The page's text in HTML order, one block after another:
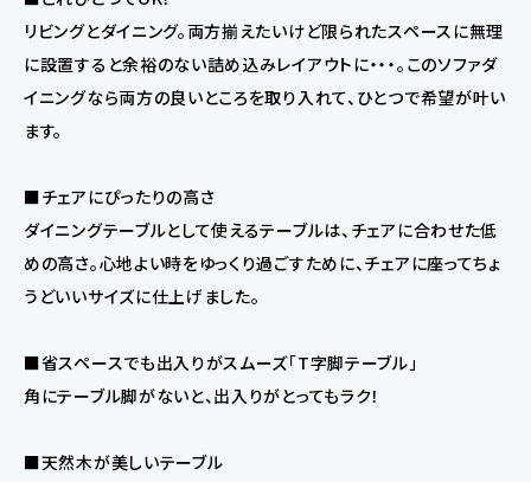
リビングとダイニング。両方揃えたいけど限られたスペースに無理
に設置すると余裕のない詰め込みレイアウトに・・・。このソファダ
イニングなら両方の良いところを取り入れて、ひとつで希望が叶い
ます。
■チェアにぴったりの高さ
ダイニングテーブルとして使えるテーブルは、チェアに合わせた低
めの高さ。心地よい時をゆっくり過ごすために、チェアに座ってちょ
うどいいサイズに仕上げました。
■省スペースでも出入りがスムーズ「T字脚テーブル」
角にテーブル脚がないと、出入りがとってもラク！
■天然木が美しいテーブル